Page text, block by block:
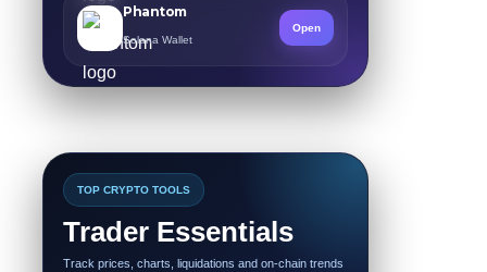
Phantom
Solana Wallet
Open
TOP CRYPTO TOOLS
Trader Essentials
Track prices, charts, liquidations and on-chain trends